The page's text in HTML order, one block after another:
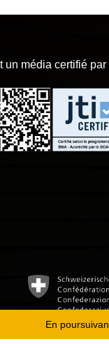
En
un média certifié par